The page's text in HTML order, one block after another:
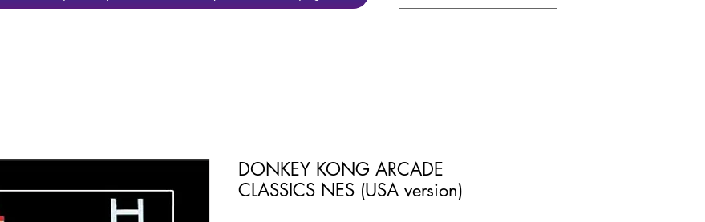
DONKEY KONG ARCADE
CLASSICS NES (USA version)